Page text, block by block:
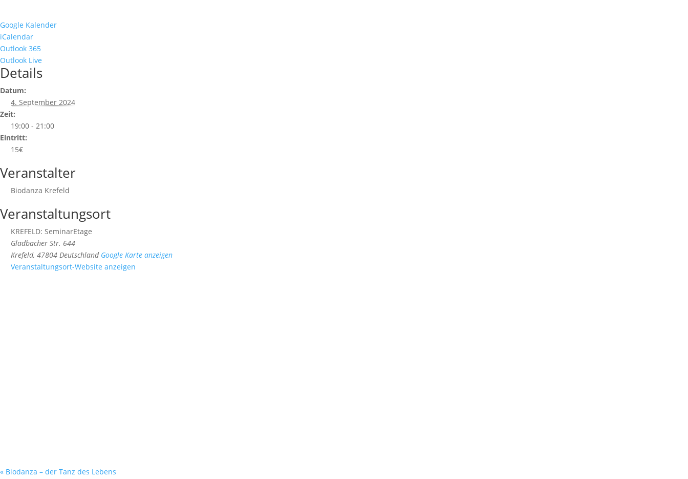
Google Kalender
iCalendar
Outlook 365
Outlook Live
Details
Datum:
4. September 2024
Zeit:
19:00 - 21:00
Eintritt:
15€
Veranstalter
Biodanza Krefeld
Veranstaltungsort
KREFELD: SeminarEtage
Gladbacher Str. 644
Krefeld, 47804 Deutschland Google Karte anzeigen
Veranstaltungsort-Website anzeigen
« Biodanza – der Tanz des Lebens